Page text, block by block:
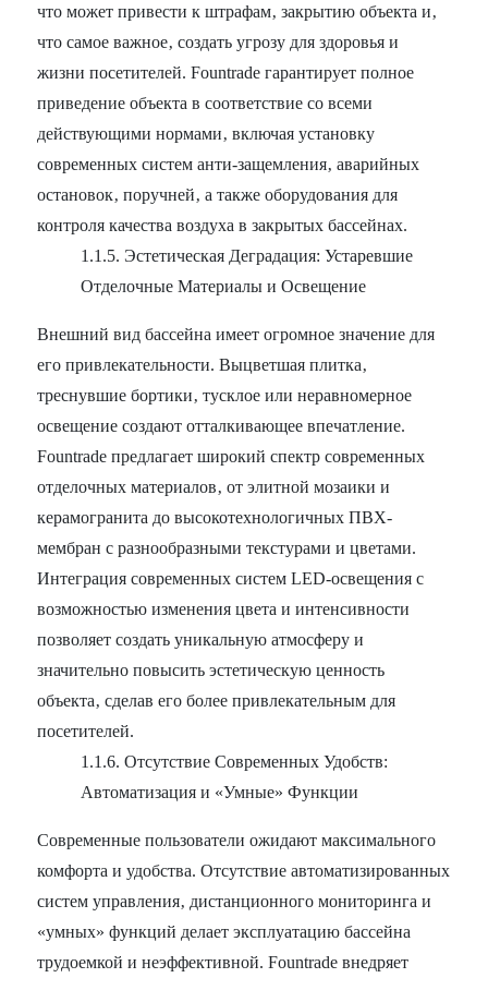
что может привести к штрафам‚ закрытию объекта и‚
что самое важное‚ создать угрозу для здоровья и
жизни посетителей. Fountrade гарантирует полное
приведение объекта в соответствие со всеми
действующими нормами‚ включая установку
современных систем анти-защемления‚ аварийных
остановок‚ поручней‚ а также оборудования для
контроля качества воздуха в закрытых бассейнах.
1.1.5. Эстетическая Деградация: Устаревшие
Отделочные Материалы и Освещение
Внешний вид бассейна имеет огромное значение для
его привлекательности. Выцветшая плитка‚
треснувшие бортики‚ тусклое или неравномерное
освещение создают отталкивающее впечатление.
Fountrade предлагает широкий спектр современных
отделочных материалов‚ от элитной мозаики и
керамогранита до высокотехнологичных ПВХ-
мембран с разнообразными текстурами и цветами.
Интеграция современных систем LED-освещения с
возможностью изменения цвета и интенсивности
позволяет создать уникальную атмосферу и
значительно повысить эстетическую ценность
объекта‚ сделав его более привлекательным для
посетителей.
1.1.6. Отсутствие Современных Удобств:
Автоматизация и «Умные» Функции
Современные пользователи ожидают максимального
комфорта и удобства. Отсутствие автоматизированных
систем управления‚ дистанционного мониторинга и
«умных» функций делает эксплуатацию бассейна
трудоемкой и неэффективной. Fountrade внедряет